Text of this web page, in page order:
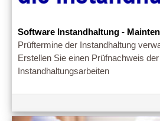
Software Instandhaltung -
Prüftermine der Instandhaltung
Erstellen Sie einen Prüfnachweis der
Instandhaltungsarbeiten